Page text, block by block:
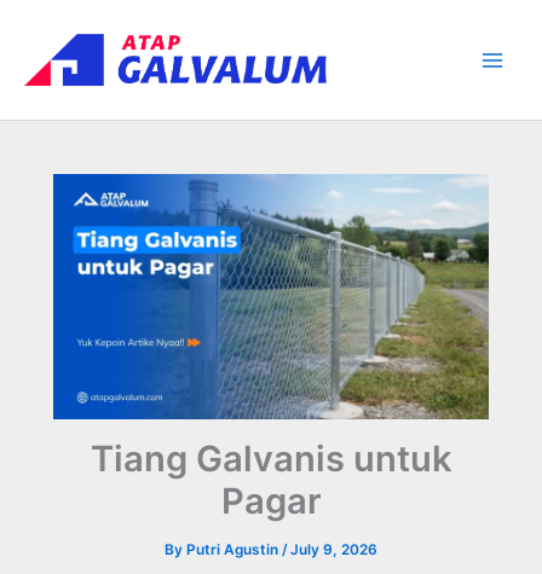
content
Tiang Galvanis untuk
Pagar
By Putri Agustin /July 9, 2026